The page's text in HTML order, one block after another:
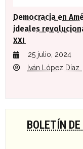
Democracia en
ideales
XXI
25 julio, 2024
Iván López Díaz
BOLETÍN